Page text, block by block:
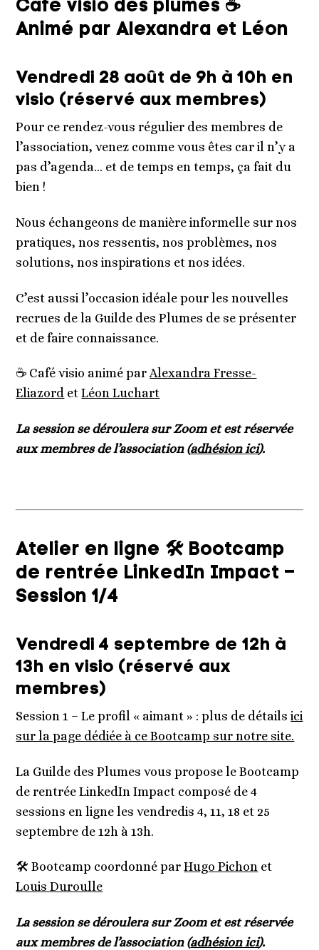
Café visio des plumes ☕
Animé par Alexandra et Léon
Vendredi 28 août de 9h à 10h en
visio (réservé aux membres)
Pour ce rendez-vous régulier des membres de
l’association, venez comme vous êtes car il n’y a
pas d’agenda… et de temps en temps, ça fait du
bien !
Nous échangeons de manière informelle sur nos
pratiques, nos ressentis, nos problèmes, nos
solutions, nos inspirations et nos idées.
C’est aussi l’occasion idéale pour les nouvelles
recrues de la Guilde des Plumes de se présenter
et de faire connaissance.
☕ Café visio animé parAlexandra Fresse-
Eliazord etLéon Luchart
La session se déroulera sur Zoom et est réservée
aux membres de l’association (adhésion ici).
Atelier en ligne 🛠 Bootcamp
de rentrée LinkedIn Impact –
Session 1/4
Vendredi 4 septembre de 12h à
13h en visio (réservé aux
membres)
Session 1 – Le profil « aimant » : plus de détailsici
sur la page dédiée à ce Bootcamp sur notre site.
La Guilde des Plumes vous propose le Bootcamp
de rentrée LinkedIn Impact composé de 4
sessions en ligne les vendredis 4, 11, 18 et 25
septembre de 12h à 13h.
🛠️ Bootcamp coordonné parHugo Pichon et
Louis Duroulle
La session se déroulera sur Zoom et est réservée
aux membres de l’association (adhésion ici).